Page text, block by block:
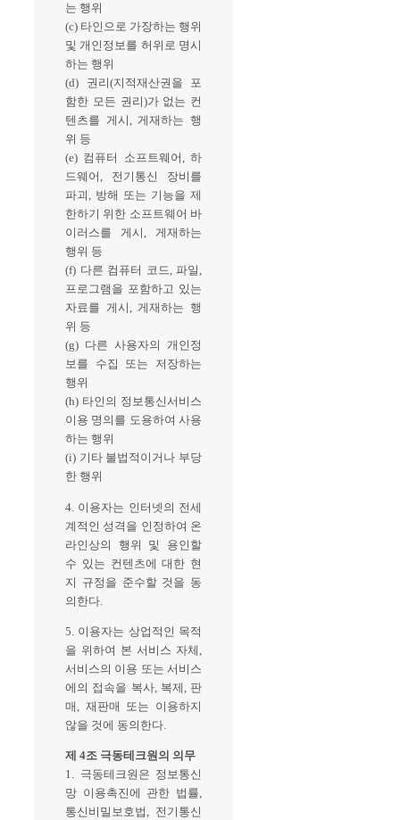
는 행위
(c) 타인으로 가장하는 행위
및 개인정보를 허위로 명시
하는 행위
(d) 권리(지적재산권을 포
함한 모든 권리)가 없는 컨
텐츠를 게시, 게재하는 행
위 등
(e) 컴퓨터 소프트웨어, 하
드웨어, 전기통신 장비를
파괴, 방해 또는 기능을 제
한하기 위한 소프트웨어 바
이러스를 게시, 게재하는
행위 등
(f) 다른 컴퓨터 코드, 파일,
프로그램을 포함하고 있는
자료를 게시, 게재하는 행
위 등
(g) 다른 사용자의 개인정
보를 수집 또는 저장하는
행위
(h) 타인의 정보통신서비스
이용 명의를 도용하여 사용
하는 행위
(i) 기타 불법적이거나 부당
한 행위
4. 이용자는 인터넷의 전세
계적인 성격을 인정하여 온
라인상의 행위 및 용인할
수 있는 컨텐츠에 대한 현
지 규정을 준수할 것을 동
의한다.
5. 이용자는 상업적인 목적
을 위하여 본 서비스 자체,
서비스의 이용 또는 서비스
에의 접속을 복사, 복제, 판
매, 재판매 또는 이용하지
않을 것에 동의한다.
제 4조 극동테크원의 의무
1. 극동테크원은 정보통신
망 이용촉진에 관한 법률,
통신비밀보호법, 전기통신